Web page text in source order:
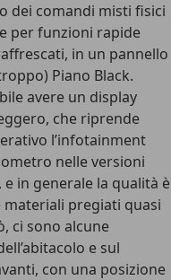
dei comandi misti fisici
per funzioni rapide
in un pannello
Piano Black.
avere un display
, che riprende
l’infotainment
nelle versioni
in generale la qualità è
pregiati quasi
ci sono alcune
e sul
, con una posizione